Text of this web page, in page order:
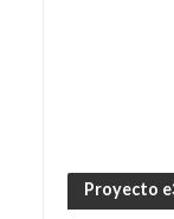
Proyecto